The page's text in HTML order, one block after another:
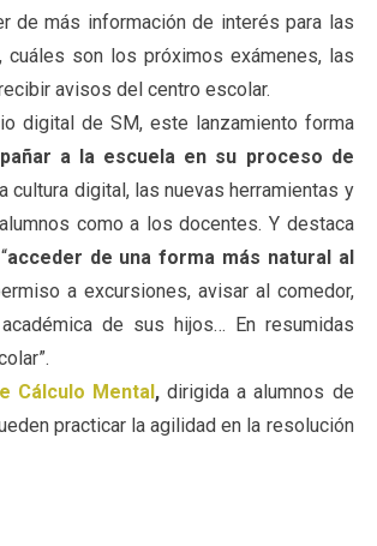
de más información de interés para las
son los próximos exámenes, las
avisos del centro escolar.
digital de SM, este lanzamiento forma
a la escuela en su proceso de
cultura digital, las nuevas herramientas y
como a los docentes. Y destaca
acceder de una forma más natural al
a excursiones, avisar al comedor,
de sus hijos… En resumidas
Cálculo Mental , dirigida a alumnos de
practicar la agilidad en la resolución